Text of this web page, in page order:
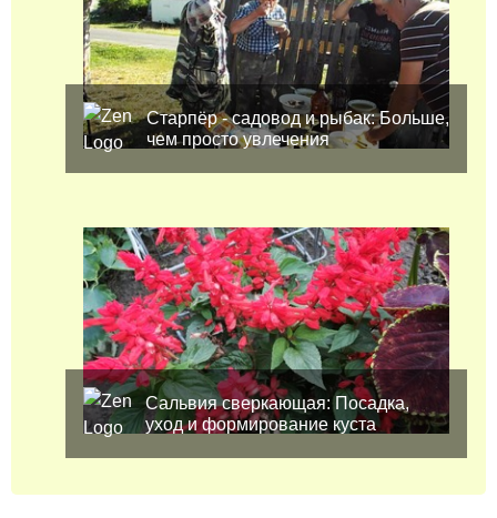
Старпёр - садовод и рыбак: Больше,
чем просто увлечения
Сальвия сверкающая: Посадка,
уход и формирование куста